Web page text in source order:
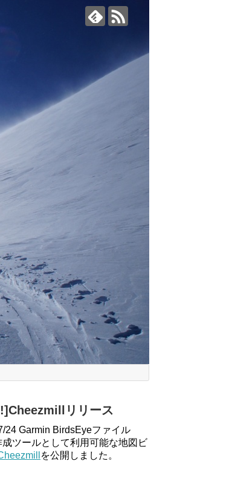
リリース
24 Garmin BirdsEyeファイル
成ツールとして利用可能な地図ビ
を公開しました。